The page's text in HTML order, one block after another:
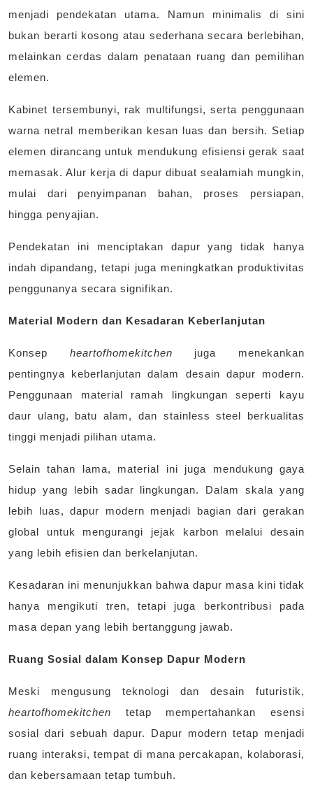
menjadi pendekatan utama. Namun minimalis di sini
bukan berarti kosong atau sederhana secara berlebihan,
melainkan cerdas dalam penataan ruang dan pemilihan
elemen.
Kabinet tersembunyi, rak multifungsi, serta penggunaan
warna netral memberikan kesan luas dan bersih. Setiap
elemen dirancang untuk mendukung efisiensi gerak saat
memasak. Alur kerja di dapur dibuat sealamiah mungkin,
mulai dari penyimpanan bahan, proses persiapan,
hingga penyajian.
Pendekatan ini menciptakan dapur yang tidak hanya
indah dipandang, tetapi juga meningkatkan produktivitas
penggunanya secara signifikan.
Material Modern dan Kesadaran Keberlanjutan
Konsep heartofhomekitchen juga menekankan
pentingnya keberlanjutan dalam desain dapur modern.
Penggunaan material ramah lingkungan seperti kayu
daur ulang, batu alam, dan stainless steel berkualitas
tinggi menjadi pilihan utama.
Selain tahan lama, material ini juga mendukung gaya
hidup yang lebih sadar lingkungan. Dalam skala yang
lebih luas, dapur modern menjadi bagian dari gerakan
global untuk mengurangi jejak karbon melalui desain
yang lebih efisien dan berkelanjutan.
Kesadaran ini menunjukkan bahwa dapur masa kini tidak
hanya mengikuti tren, tetapi juga berkontribusi pada
masa depan yang lebih bertanggung jawab.
Ruang Sosial dalam Konsep Dapur Modern
Meski mengusung teknologi dan desain futuristik,
heartofhomekitchen tetap mempertahankan esensi
sosial dari sebuah dapur. Dapur modern tetap menjadi
ruang interaksi, tempat di mana percakapan, kolaborasi,
dan kebersamaan tetap tumbuh.